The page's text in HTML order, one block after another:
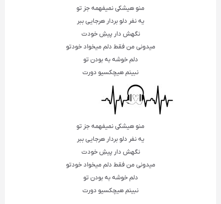
منو هیشکی نمیفهمه جز تو
یه نفر دلو بردار هرجایی ببر
نگهش دار پیشِ خودت
میدونی من فقط دلم میخواد خودتو
دلم خوشه به بودن تو
نبینم هیچکسیو دورت
منو هیشکی نمیفهمه جز تو
یه نفر دلو بردار هرجایی ببر
نگهش دار پیشِ خودت
میدونی من فقط دلم میخواد خودتو
دلم خوشه به بودن تو
نبینم هیچکسیو دورت